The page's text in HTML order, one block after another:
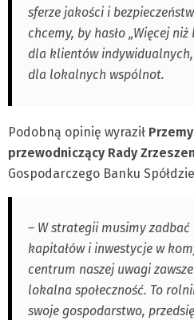
sferze jakości i
chcemy, by hasło „Więcej niż
dla klientów
dla lokalnych wspólnot.
Podobną opinię wyraził
przewodniczący Rady
Gospodarczego Banku
– W strategii musimy
kapitałów i inwestycje w
centrum naszej uwagi
lokalna społeczność. To
swoje gospodarstwo,